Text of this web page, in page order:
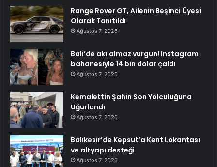
Range Rover GT, Ailenin Beşinci Üyesi
Olarak Tanıtıldı
Ağustos 7, 2026
Bali’de akılalmaz vurgun! Instagram
bahanesiyle 14 bin dolar çaldı
Ağustos 7, 2026
Kemalettin Şahin Son Yolculuğuna
Uğurlandı
Ağustos 7, 2026
Balıkesir’de Kepsut’a Kent Lokantası
ve altyapı desteği
Ağustos 7, 2026